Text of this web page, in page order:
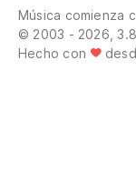
Música comienza
© 2003 - 2026,
Hecho con